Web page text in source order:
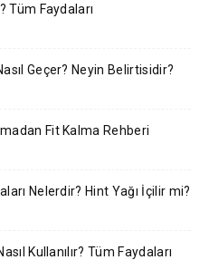
Tüm Faydaları
Geçer? Neyin Belirtisidir?
Fit Kalma Rehberi
Nelerdir? Hint Yağı İçilir mi?
Kullanılır? Tüm Faydaları